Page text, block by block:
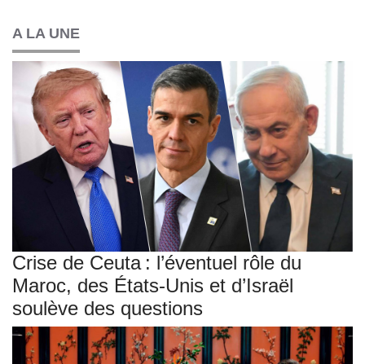
A LA UNE
Crise de Ceuta : l’éventuel rôle du
Maroc, des États-Unis et d’Israël
soulève des questions